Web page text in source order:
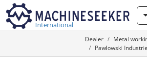
International
Dealer Metal
Pawlowski